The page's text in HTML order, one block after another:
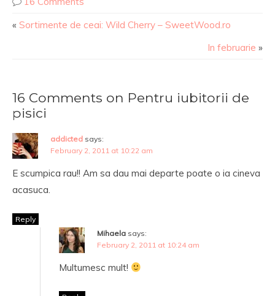
« Sortimente de ceai: Wild Cherry – SweetWood.ro
In februarie »
16 Comments on Pentru iubitorii de
pisici
addicted says:
February 2, 2011 at 10:22 am
E scumpica rau!! Am sa dau mai departe poate o ia cineva
acasuca.
Reply
Mihaela says:
February 2, 2011 at 10:24 am
Multumesc mult!